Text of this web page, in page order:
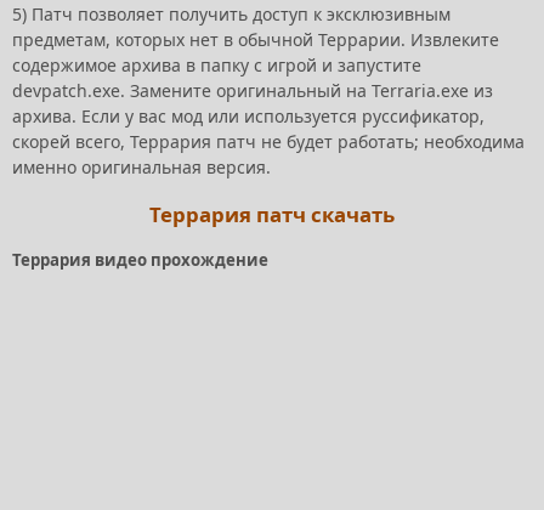
5) Патч позволяет получить доступ к эксклюзивным
предметам, которых нет в обычной Террарии. Извлеките
содержимое архива в папку с игрой и запустите
devpatch.exe. Замените оригинальный на Terraria.exe из
архива. Если у вас мод или используется руссификатор,
скорей всего, Террария патч не будет работать; необходима
именно оригинальная версия.
Террария патч скачать
Террария видео прохождение